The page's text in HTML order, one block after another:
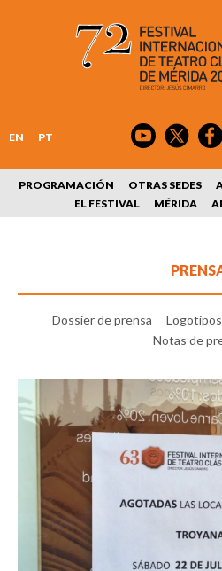
EN PT
PROGRAMACIÓN OTRAS SEDES
EL FESTIVAL
MÉRIDA
Dossier de prensa Logotipos
Notas de